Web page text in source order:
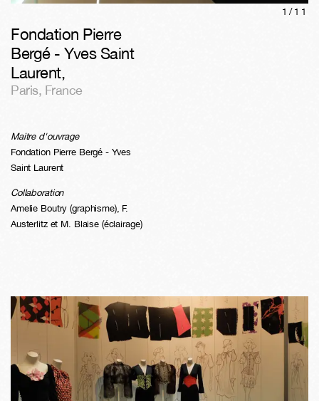
1/ 11
Fondation Pierre
Bergé - Yves Saint
Laurent,
Paris, France
Maitre d'ouvrage
Fondation Pierre Bergé - Yves
Saint Laurent
Collaboration
Amelie Boutry (graphisme), F.
Austerlitz et M. Blaise (éclairage)